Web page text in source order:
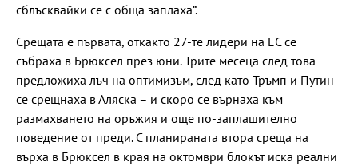
сблъсквайки се с обща заплаха“.
Срещата е първата, откакто 27-те лидери на ЕС се
събраха в Брюксел през юни. Трите месеца след това
предложиха лъч на оптимизъм, след като Тръмп и Путин
се срещнаха в Аляска – и скоро се върнаха към
размахването на оръжия и още по-заплашително
поведение от преди. С планираната втора среща на
върха в Брюксел в края на октомври блокът иска реални